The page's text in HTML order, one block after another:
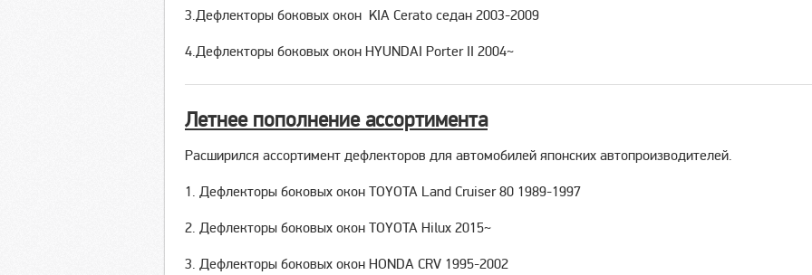
3.Дефлекторы боковых окон KIA Cerato седан 2003-2009
4.Дефлекторы боковых окон HYUNDAI Porter II 2004~
Летнее пополнение ассортимента
Расширился ассортимент дефлекторов для автомобилей японских автопроизводителей.
1. Дефлекторы боковых окон TOYOTA Land Cruiser 80 1989-1997
2. Дефлекторы боковых окон TOYOTA Hilux 2015~
3. Дефлекторы боковых окон HONDA CRV 1995-2002